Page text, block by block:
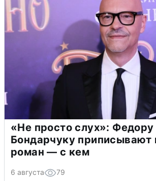
«Не просто слух»: Федору
Бондарчуку приписывают
роман — с кем
6 августа 79